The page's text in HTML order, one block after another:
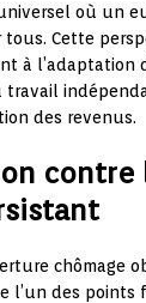
où un
tous. Cette
à l’adaptation
travail
des revenus.
contre
chômage
l’un des points